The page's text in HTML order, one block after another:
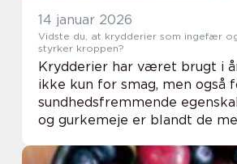
14 januar 2026
Vidste du, at krydderier som ingefær
styrker kroppen?
Krydderier har været brugt i
ikke kun for smag, men også
sundhedsfremmende
og gurkemeje er blandt de
Ingefær kan...